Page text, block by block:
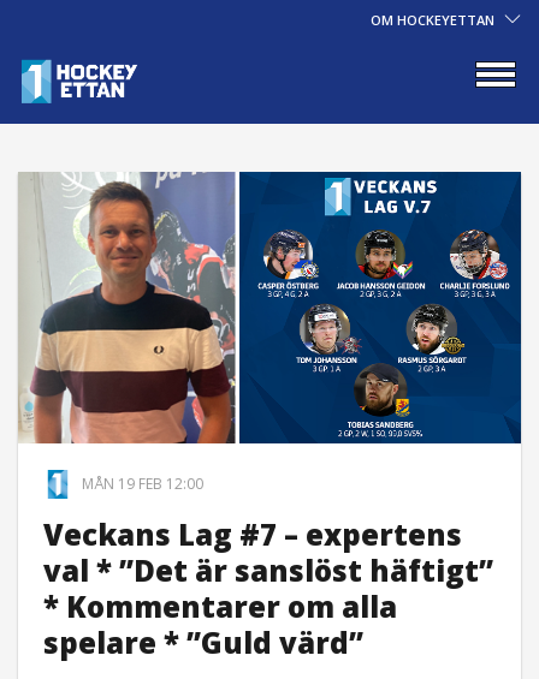
OM HOCKEYETTAN
MÅN 19 FEB 12:00
Veckans Lag #7 – expertens
val * ”Det är sanslöst häftigt”
* Kommentarer om alla
spelare * ”Guld värd”